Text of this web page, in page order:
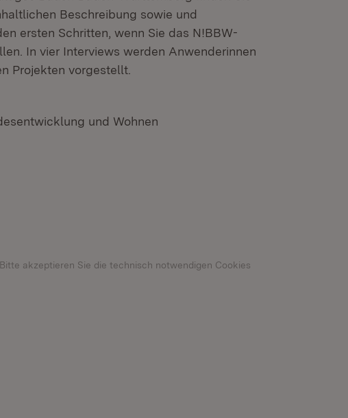
Beschreibung sowie und
ersten Schritten, wenn Sie das N!BBW-
In vier Interviews werden Anwenderinnen
Projekten vorgestellt.
und Wohnen
Bitte akzeptieren Sie die technisch notwendigen Cookies